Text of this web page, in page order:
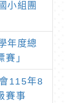
小組團
年度總
」
115年8
賽事